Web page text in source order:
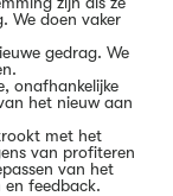
We doen vaker
gedrag. We
onafhankelijke
het nieuw aan
met het
van profiteren
van het
en feedback.